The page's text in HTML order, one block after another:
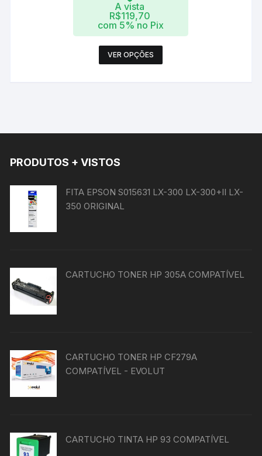
A vista
R$119,70
com 5% no Pix
VER OPÇÕES
produto
opções
na
PRODUTOS + VISTOS
FITA EPSON S015631 LX-300 LX-300+II LX-
350 ORIGINAL
CARTUCHO TONER HP 305A COMPATÍVEL
CARTUCHO TONER HP CF279A
COMPATÍVEL - EVOLUT
CARTUCHO TINTA HP 93 COMPATÍVEL